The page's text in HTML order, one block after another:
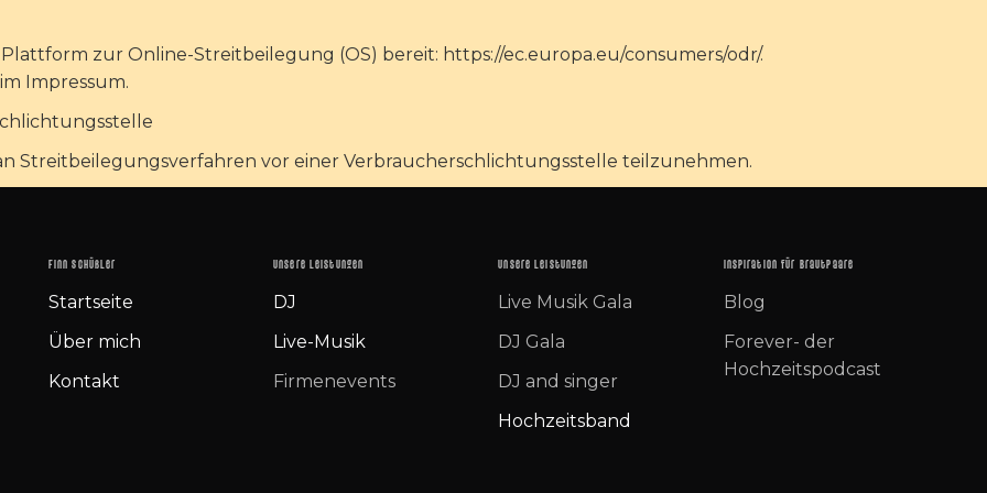
zur Online-Streitbeilegung (OS) bereit: https://ec.europa.eu/consumers/odr/.
Impressum.
Streitbeilegungsverfahren vor einer Verbraucherschlichtungsstelle teilzunehmen.
Finn Schüßler
Startseite
Über mich
Kontakt
Unsere Leistungen
DJ
Live-Musik
Firmenevents
Unsere Leistungen
Live Musik Gala
DJ Gala
DJ and singer
Hochzeitsband
Inspiration für Brautpaare
Blog
Forever- der
Hochzeitspodcast